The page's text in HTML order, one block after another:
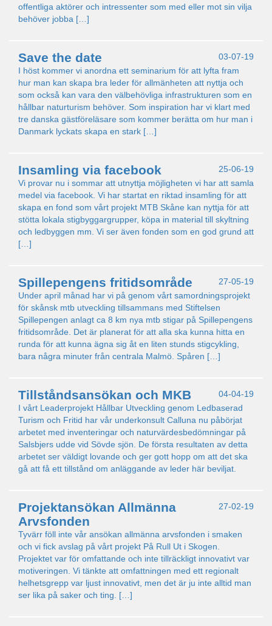
offentliga aktörer och intressenter som med eller mot sin vilja
behöver jobba […]
03-07-19
Save the date
I höst kommer vi anordna ett seminarium för att lyfta fram
hur man kan skapa bra leder för allmänheten att nyttja och
som också kan vara den välbehövliga infrastrukturen som en
hållbar naturturism behöver. Som inspiration har vi klart med
tre danska gästföreläsare som kommer berätta om hur man i
Danmark lyckats skapa en stark […]
25-06-19
Insamling via facebook
Vi provar nu i sommar att utnyttja möjligheten vi har att samla
medel via facebook. Vi har startat en riktad insamling för att
skapa en fond som vårt projekt MTB Skåne kan nyttja för att
stötta lokala stigbyggargrupper, köpa in material till skyltning
och ledbyggen mm. Vi ser även fonden som en god grund att
[…]
27-05-19
Spillepengens fritidsområde
Under april månad har vi på genom vårt samordningsprojekt
för skånsk mtb utveckling tillsammans med Stiftelsen
Spillepengen anlagt ca 8 km nya mtb stigar på Spillepengens
fritidsområde. Det är planerat för att alla ska kunna hitta en
runda för att kunna ägna sig åt en liten stunds stigcykling,
bara några minuter från centrala Malmö. Spåren […]
04-04-19
Tillståndsansökan och MKB
I vårt Leaderprojekt Hållbar Utveckling genom Ledbaserad
Turism och Fritid har vår underkonsult Calluna nu påbörjat
arbetet med inventeringar och naturvärdesbedömningar på
Salsbjers udde vid Sövde sjön. De första resultaten av detta
arbetet ser väldigt lovande och ger gott hopp om att det ska
gå att få ett tillstånd om anläggande av leder här beviljat.
27-02-19
Projektansökan Allmänna
Arvsfonden
Tyvärr föll inte vår ansökan allmänna arvsfonden i smaken
och vi fick avslag på vårt projekt På Rull Ut i Skogen.
Projektet var för omfattande och inte tillräckligt innovativt var
motiveringen. Vi tänkte att omfattningen med ett regionalt
helhetsgrepp var ljust innovativt, men det är ju inte alltid man
ser lika på saker och ting. […]